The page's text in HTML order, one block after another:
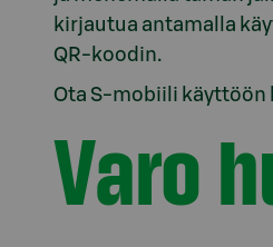
kirjautua antamalla
QR-koodin.
Ota S-mobiili käyttöön
Varo